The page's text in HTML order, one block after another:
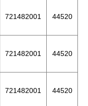
721482001 44520
721482001 44520
721482001 44520